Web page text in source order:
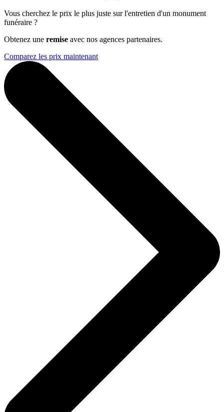
Vous cherchez le prix le plus juste sur l'entretien d'un monument
funéraire ?
Obtenez une remise avec nos agences partenaires.
Comparez les prix maintenant